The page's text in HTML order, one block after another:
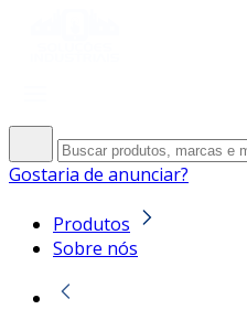
Gostaria de anunciar?
Produtos
Sobre nós